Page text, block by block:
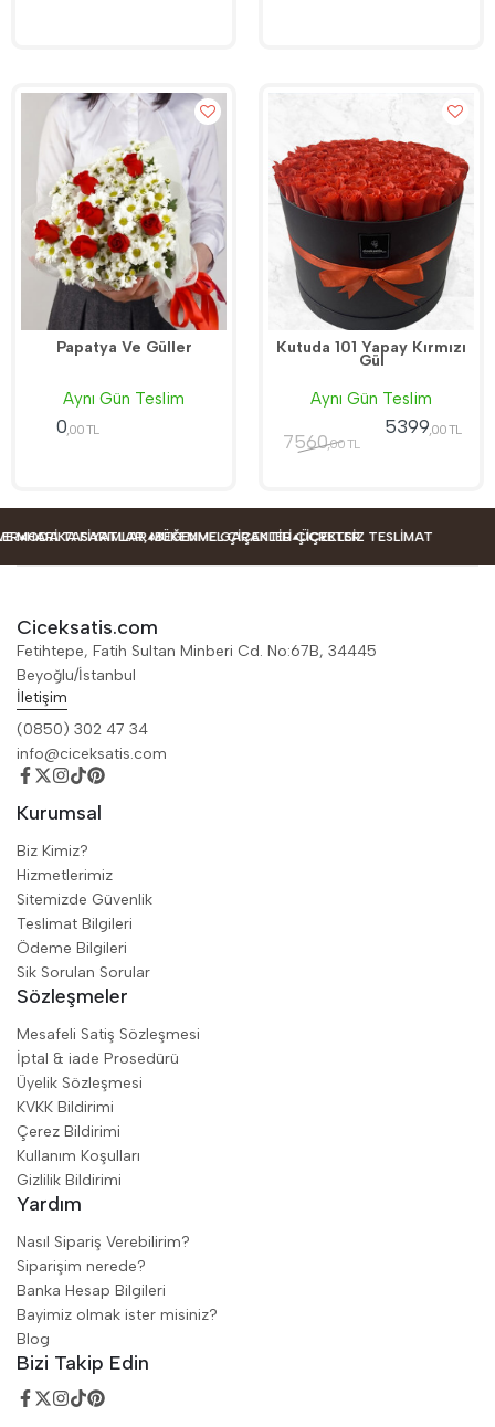
Papatya Ve Güller
Aynı Gün Teslim
0 ,00 TL
Kutuda 101 Yapay Kırmızı
Gül
Aynı Gün Teslim
7560,00 TL
5399,00 TL
FIYATLAR, MÜKEMMEL ÇIÇEKLER ÜCRETSIZ TESLIMAT
TASARIMLAR BEĞENME GARANTILI ÇIÇEKLER
Ciceksatis.com
Fetihtepe, Fatih Sultan Minberi Cd. No:67B, 34445
Beyoğlu/İstanbul
İletişim
(0850) 302 47 34
info@ciceksatis.com
Kurumsal
Biz Kimiz?
Hizmetlerimiz
Sitemizde Güvenlik
Teslimat Bilgileri
Ödeme Bilgileri
Sik Sorulan Sorular
Sözleşmeler
Mesafeli Satiş Sözleşmesi
İptal & iade Prosedürü
Üyelik Sözleşmesi
KVKK Bildirimi
Çerez Bildirimi
Kullanım Koşulları
Gizlilik Bildirimi
Yardım
Nasıl Sipariş Verebilirim?
Siparişim nerede?
Banka Hesap Bilgileri
Bayimiz olmak ister misiniz?
Blog
Bizi Takip Edin